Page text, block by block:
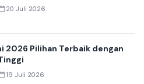
20 Juli 2026
2026 Pilihan Terbaik dengan
19 Juli 2026